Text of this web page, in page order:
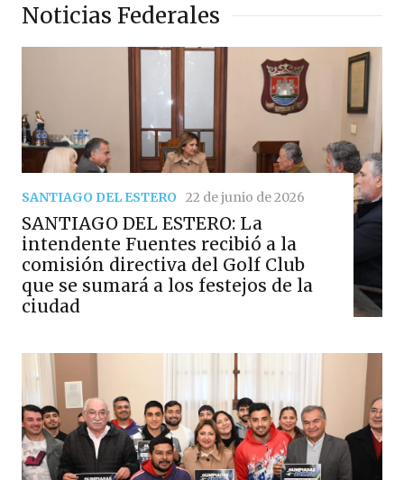
Noticias Federales
SANTIAGO DEL ESTERO 22 de junio de 2026
SANTIAGO DEL ESTERO: La
intendente Fuentes recibió a la
comisión directiva del Golf Club
que se sumará a los festejos de la
ciudad